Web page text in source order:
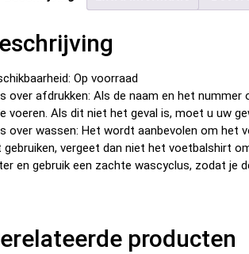
Op voorraad
over afdrukken: Als de naam en het
voeren. Als dit niet het geval is, moet u uw
over wassen: Het wordt aanbevolen om het
gebruiken, vergeet dan niet het voetbalshirt
en gebruik een zachte wascyclus, zodat je
producten